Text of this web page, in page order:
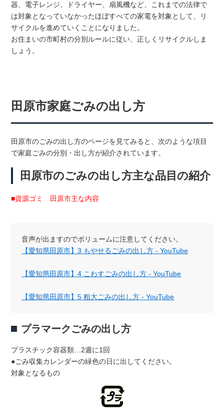
器、電子レンジ、ドライヤー、扇風機など、これまでの法律で
は対象となっていなかったほぼすべての家電を対象として、リ
サイクルを進めていくことになりました。
お住まいの市町村の分別ルールに従い、正しくリサイクルしま
しょう。
田原市家庭ごみの出し方
田原市のごみの出し方のページを見てみると、次のような項目
で家庭ごみの分別・出し方が紹介されています。
田原市のごみの出し方主な品目の紹介
■資源ゴミ 田原市主な内容
音声が出ますのでボリュームに注意してください。
【愛知県田原市】3 もやせるごみの出し方 - YouTube
【愛知県田原市】4 こわすごみの出し方 - YouTube
【愛知県田原市】5 粗大ごみの出し方 - YouTube
プラマークごみの出し方
プラスチック容器類…2週に1回
●ごみ収集カレンダーの緑色の日に出してください。
対象となるもの